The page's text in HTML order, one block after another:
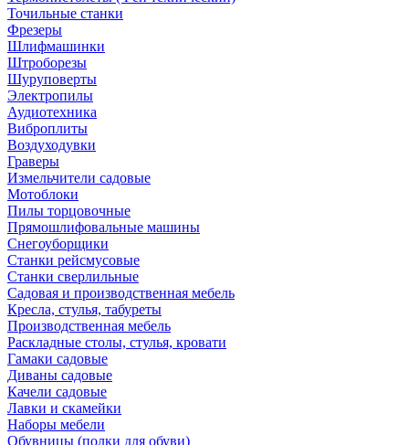
Точильные станки
Фрезеры
Шлифмашинки
Штроборезы
Шуруповерты
Электропилы
Аудиотехника
Виброплиты
Воздуходувки
Граверы
Измельчители садовые
Мотоблоки
Пилы торцовочные
Прямошлифовальные машины
Снегоуборщики
Станки рейсмусовые
Станки сверлильные
Садовая и производственная мебель
Кресла, стулья, табуреты
Производственная мебель
Раскладные столы, стулья, кровати
Гамаки садовые
Диваны садовые
Качели садовые
Лавки и скамейки
Наборы мебели
Обувницы (полки для обуви)